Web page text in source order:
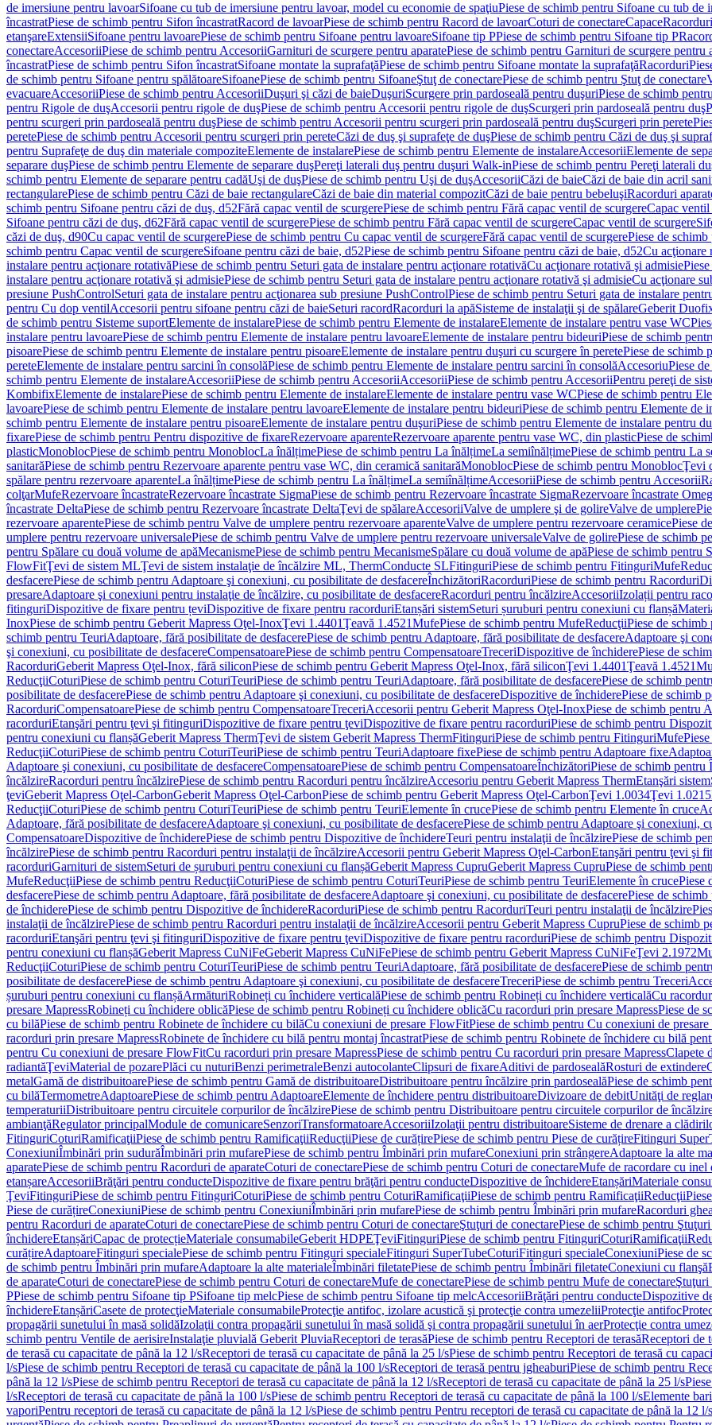
de imersiune pentru lavoarSifoane cu tub de imersiune pentru lavoar, model cu economie de spaţiuPiese de schimb pentru Sifoane cu tub de
încastratPiese de schimb pentru Sifon încastratRacord de lavoarPiese de schimb pentru Racord de lavoarCoturi de conectareCapaceRacorduri
etanşareExtensiiSifoane pentru lavoarePiese de schimb pentru Sifoane pentru lavoareSifoane tip PPiese de schimb pentru Sifoane tip P
conectareAccesoriiPiese de schimb pentru AccesoriiGarnituri de scurgere pentru aparatePiese de schimb pentru Garnituri de scurgere pentru
încastratPiese de schimb pentru Sifon încastratSifoane montate la suprafaţăPiese de schimb pentru Sifoane montate la suprafaţăRacorduri
de schimb pentru Sifoane pentru spălătoareSifoanePiese de schimb pentru SifoaneŞtuţ de conectarePiese de schimb pentru Ştuţ de conectare
evacuareAccesoriiPiese de schimb pentru AccesoriiDuşuri şi căzi de baieDuşuriScurgere prin pardoseală pentru duşuriPiese de schimb
pentru Rigole de duşAccesorii pentru rigole de duşPiese de schimb pentru Accesorii pentru rigole de duşScurgeri prin pardoseală pentru duş
pentru scurgeri prin pardoseală pentru duşPiese de schimb pentru Accesorii pentru scurgeri prin pardoseală pentru duşScurgeri prin perete
peretePiese de schimb pentru Accesorii pentru scurgeri prin pereteCăzi de duş şi suprafeţe de duşPiese de schimb pentru Căzi de duş şi
pentru Suprafeţe de duş din materiale compoziteElemente de instalarePiese de schimb pentru Elemente de instalareAccesoriiElemente de
separare duşPiese de schimb pentru Elemente de separare duşPereţi laterali duş pentru duşuri Walk-inPiese de schimb pentru Pereţi laterali
schimb pentru Elemente de separare pentru cadăUşi de duşPiese de schimb pentru Uşi de duşAccesoriiCăzi de baieCăzi de baie din acril
rectangularePiese de schimb pentru Căzi de baie rectangulareCăzi de baie din material compozitCăzi de baie pentru bebeluşiRacorduri
schimb pentru Sifoane pentru căzi de duş, d52Fără capac ventil de scurgerePiese de schimb pentru Fără capac ventil de scurgereCapac ventil
Sifoane pentru căzi de duş, d62Fără capac ventil de scurgerePiese de schimb pentru Fără capac ventil de scurgereCapac ventil de scurgere
căzi de duş, d90Cu capac ventil de scurgerePiese de schimb pentru Cu capac ventil de scurgereFără capac ventil de scurgerePiese de
schimb pentru Capac ventil de scurgereSifoane pentru căzi de baie, d52Piese de schimb pentru Sifoane pentru căzi de baie, d52Cu acţionare
instalare pentru acţionare rotativăPiese de schimb pentru Seturi gata de instalare pentru acţionare rotativăCu acţionare rotativă şi admisie
instalare pentru acţionare rotativă şi admisiePiese de schimb pentru Seturi gata de instalare pentru acţionare rotativă şi admisieCu acţionare
presiune PushControlSeturi gata de instalare pentru acţionarea sub presiune PushControlPiese de schimb pentru Seturi gata de instalare
pentru Cu dop ventilAccesorii pentru sifoane pentru căzi de baieSeturi racordRacorduri la apăSisteme de instalaţii şi de spălareGeberit
de schimb pentru Sisteme suportElemente de instalarePiese de schimb pentru Elemente de instalareElemente de instalare pentru vase WC
instalare pentru lavoarePiese de schimb pentru Elemente de instalare pentru lavoareElemente de instalare pentru bideuriPiese de schimb
pisoarePiese de schimb pentru Elemente de instalare pentru pisoareElemente de instalare pentru duşuri cu scurgere în peretePiese de schimb
pereteElemente de instalare pentru sarcini în consolăPiese de schimb pentru Elemente de instalare pentru sarcini în consolăAccesoriuPiese
schimb pentru Elemente de instalareAccesoriiPiese de schimb pentru AccesoriiAccesoriiPiese de schimb pentru AccesoriiPentru pereţi de
KombifixElemente de instalarePiese de schimb pentru Elemente de instalareElemente de instalare pentru vase WCPiese de schimb pentru
lavoarePiese de schimb pentru Elemente de instalare pentru lavoareElemente de instalare pentru bideuriPiese de schimb pentru Elemente de
schimb pentru Elemente de instalare pentru pisoareElemente de instalare pentru duşuriPiese de schimb pentru Elemente de instalare pentru
fixarePiese de schimb pentru Pentru dispozitive de fixareRezervoare aparenteRezervoare aparente pentru vase WC, din plasticPiese de
plasticMonoblocPiese de schimb pentru MonoblocLa înălțimePiese de schimb pentru La înălțimeLa semiînălțimePiese de schimb pentru La
sanitarăPiese de schimb pentru Rezervoare aparente pentru vase WC, din ceramică sanitarăMonoblocPiese de schimb pentru MonoblocŢevi
spălare pentru rezervoare aparenteLa înălțimePiese de schimb pentru La înălțimeLa semiînălțimeAccesoriiPiese de schimb pentru Accesorii
colţarMufeRezervoare încastrateRezervoare încastrate SigmaPiese de schimb pentru Rezervoare încastrate SigmaRezervoare încastrate
încastrate DeltaPiese de schimb pentru Rezervoare încastrate DeltaŢevi de spălareAccesoriiValve de umplere şi de golireValve de umplere
rezervoare aparentePiese de schimb pentru Valve de umplere pentru rezervoare aparenteValve de umplere pentru rezervoare ceramicePiese
umplere pentru rezervoare universalePiese de schimb pentru Valve de umplere pentru rezervoare universaleValve de golirePiese de schimb
pentru Spălare cu două volume de apăMecanismePiese de schimb pentru MecanismeSpălare cu două volume de apăPiese de schimb pentru
FlowFitŢevi de sistem MLŢevi de sistem instalaţie de încălzire ML, ThermConducte SLFitinguriPiese de schimb pentru FitinguriMufe
desfacerePiese de schimb pentru Adaptoare şi conexiuni, cu posibilitate de desfacereÎnchizătoriRacorduriPiese de schimb pentru Racorduri
presareAdaptoare şi conexiuni pentru instalaţie de încălzire, cu posibilitate de desfacereRacorduri pentru încălzireAccesoriiIzolații pentru
fitinguriDispozitive de fixare pentru țeviDispozitive de fixare pentru racorduriEtanșări sistemSeturi șuruburi pentru conexiuni cu flanșă
InoxPiese de schimb pentru Geberit Mapress Oţel-InoxŢevi 1.4401Ţeavă 1.4521MufePiese de schimb pentru MufeReducţiiPiese de
schimb pentru TeuriAdaptoare, fără posibilitate de desfacerePiese de schimb pentru Adaptoare, fără posibilitate de desfacereAdaptoare şi
şi conexiuni, cu posibilitate de desfacereCompensatoarePiese de schimb pentru CompensatoareTreceriDispozitive de închiderePiese de
RacorduriGeberit Mapress Oţel-Inox, fără siliconPiese de schimb pentru Geberit Mapress Oţel-Inox, fără siliconŢevi 1.4401Ţeavă 1.4521
ReducţiiCoturiPiese de schimb pentru CoturiTeuriPiese de schimb pentru TeuriAdaptoare, fără posibilitate de desfacerePiese de schimb
posibilitate de desfacerePiese de schimb pentru Adaptoare şi conexiuni, cu posibilitate de desfacereDispozitive de închiderePiese de schimb
RacorduriCompensatoarePiese de schimb pentru CompensatoareTreceriAccesorii pentru Geberit Mapress Oţel-InoxPiese de schimb pentru
racorduriEtanşări pentru ţevi şi fitinguriDispozitive de fixare pentru ţeviDispozitive de fixare pentru racorduriPiese de schimb pentru
pentru conexiuni cu flanșăGeberit Mapress ThermŢevi de sistem Geberit Mapress ThermFitinguriPiese de schimb pentru FitinguriMufe
ReducţiiCoturiPiese de schimb pentru CoturiTeuriPiese de schimb pentru TeuriAdaptoare fixePiese de schimb pentru Adaptoare fixe
Adaptoare şi conexiuni, cu posibilitate de desfacereCompensatoarePiese de schimb pentru CompensatoareÎnchizătoriPiese de schimb pentru
încălzireRacorduri pentru încălzirePiese de schimb pentru Racorduri pentru încălzireAccesoriu pentru Geberit Mapress ThermEtanşări sistem
ţeviGeberit Mapress Oţel-CarbonGeberit Mapress Oţel-CarbonPiese de schimb pentru Geberit Mapress Oţel-CarbonŢevi 1.0034Ţevi 1.0215
ReducţiiCoturiPiese de schimb pentru CoturiTeuriPiese de schimb pentru TeuriElemente în crucePiese de schimb pentru Elemente în cruce
Adaptoare, fără posibilitate de desfacereAdaptoare şi conexiuni, cu posibilitate de desfacerePiese de schimb pentru Adaptoare şi conexiuni,
CompensatoareDispozitive de închiderePiese de schimb pentru Dispozitive de închidereTeuri pentru instalaţii de încălzirePiese de schimb
încălzirePiese de schimb pentru Racorduri pentru instalaţii de încălzireAccesorii pentru Geberit Mapress Oţel-CarbonEtanşări pentru ţevi şi
racorduriGarnituri de sistemSeturi de șuruburi pentru conexiuni cu flanșăGeberit Mapress CupruGeberit Mapress CupruPiese de schimb
MufeReducţiiPiese de schimb pentru ReducţiiCoturiPiese de schimb pentru CoturiTeuriPiese de schimb pentru TeuriElemente în crucePiese
desfacerePiese de schimb pentru Adaptoare, fără posibilitate de desfacereAdaptoare şi conexiuni, cu posibilitate de desfacerePiese de
de închiderePiese de schimb pentru Dispozitive de închidereRacorduriPiese de schimb pentru RacorduriTeuri pentru instalaţii de încălzire
instalaţii de încălzirePiese de schimb pentru Racorduri pentru instalaţii de încălzireAccesorii pentru Geberit Mapress CupruPiese de schimb
racorduriEtanşări pentru ţevi şi fitinguriDispozitive de fixare pentru ţeviDispozitive de fixare pentru racorduriPiese de schimb pentru
pentru conexiuni cu flanșăGeberit Mapress CuNiFeGeberit Mapress CuNiFePiese de schimb pentru Geberit Mapress CuNiFeŢevi 2.1972
ReducţiiCoturiPiese de schimb pentru CoturiTeuriPiese de schimb pentru TeuriAdaptoare, fără posibilitate de desfacerePiese de schimb
posibilitate de desfacerePiese de schimb pentru Adaptoare şi conexiuni, cu posibilitate de desfacereTreceriPiese de schimb pentru Treceri
șuruburi pentru conexiuni cu flanșăArmăturiRobineți cu închidere verticalăPiese de schimb pentru Robineți cu închidere verticalăCu
presare MapressRobineți cu închidere oblicăPiese de schimb pentru Robineți cu închidere oblicăCu racorduri prin presare MapressPiese de
cu bilăPiese de schimb pentru Robinete de închidere cu bilăCu conexiuni de presare FlowFitPiese de schimb pentru Cu conexiuni de
racorduri prin presare MapressRobinete de închidere cu bilă pentru montaj încastratPiese de schimb pentru Robinete de închidere cu bilă
pentru Cu conexiuni de presare FlowFitCu racorduri prin presare MapressPiese de schimb pentru Cu racorduri prin presare MapressClapete
radiantăŢeviMaterial de pozarePlăci cu nuturiBenzi perimetraleBenzi autocolanteClipsuri de fixareAditivi de pardosealăRosturi de extindere
metalGamă de distribuitoarePiese de schimb pentru Gamă de distribuitoareDistribuitoare pentru încălzire prin pardosealăPiese de schimb
cu bilăTermometreAdaptoarePiese de schimb pentru AdaptoareElemente de închidere pentru distribuitoareDivizoare de debitUnităţi de
temperaturiiDistribuitoare pentru circuitele corpurilor de încălzirePiese de schimb pentru Distribuitoare pentru circuitele corpurilor de
ambianţăRegulator principalModule de comunicareSenzoriTransformatoareAccesoriiIzolaţii pentru distribuitoareSisteme de drenare a
FitinguriCoturiRamificaţiiPiese de schimb pentru RamificaţiiReducţiiPiese de curățirePiese de schimb pentru Piese de curățireFitinguri
ConexiuniÎmbinări prin sudurăÎmbinări prin mufarePiese de schimb pentru Îmbinări prin mufareConexiuni prin strângereAdaptoare la alte
aparatePiese de schimb pentru Racorduri de aparateCoturi de conectarePiese de schimb pentru Coturi de conectareMufe de racordare cu inel
etanșareAccesoriiBrăţări pentru conducteDispozitive de fixare pentru brăţări pentru conducteDispozitive de închidereEtanșăriMateriale
ŢeviFitinguriPiese de schimb pentru FitinguriCoturiPiese de schimb pentru CoturiRamificaţiiPiese de schimb pentru RamificaţiiReducţii
Piese de curățireConexiuniPiese de schimb pentru ConexiuniÎmbinări prin mufarePiese de schimb pentru Îmbinări prin mufareRacorduri
pentru Racorduri de aparateCoturi de conectarePiese de schimb pentru Coturi de conectareŞtuţuri de conectarePiese de schimb pentru
închidereEtanșăriCapac de protecțieMateriale consumabileGeberit HDPEŢeviFitinguriPiese de schimb pentru FitinguriCoturiRamificaţii
curățireAdaptoareFitinguri specialePiese de schimb pentru Fitinguri specialeFitinguri SuperTubeCoturiFitinguri specialeConexiuniPiese de
de schimb pentru Îmbinări prin mufareAdaptoare la alte materialeÎmbinări filetatePiese de schimb pentru Îmbinări filetateConexiuni cu flanşă
de aparateCoturi de conectarePiese de schimb pentru Coturi de conectareMufe de conectarePiese de schimb pentru Mufe de conectareŞtuţuri
PPiese de schimb pentru Sifoane tip PSifoane tip melcPiese de schimb pentru Sifoane tip melcAccesoriiBrăţări pentru conducteDispozitive
închidereEtanșăriCasete de protecţieMateriale consumabileProtecţie antifoc, izolare acustică şi protecţie contra umezeliiProtecţie antifoc
propagării sunetului în masă solidăIzolaţii contra propagării sunetului în masă solidă şi contra propagării sunetului în aerProtecţie contra
schimb pentru Ventile de aerisireInstalaţie pluvială Geberit PluviaReceptori de terasăPiese de schimb pentru Receptori de terasăReceptori de
de terasă cu capacitate de până la 12 l/sReceptori de terasă cu capacitate de până la 25 l/sPiese de schimb pentru Receptori de terasă cu
l/sPiese de schimb pentru Receptori de terasă cu capacitate de până la 100 l/sReceptori de terasă pentru jgheaburiPiese de schimb pentru
până la 12 l/sPiese de schimb pentru Receptori de terasă cu capacitate de până la 12 l/sReceptori de terasă cu capacitate de până la 25 l/s
l/sReceptori de terasă cu capacitate de până la 100 l/sPiese de schimb pentru Receptori de terasă cu capacitate de până la 100 l/sElemente
vaporiPentru receptori de terasă cu capacitate de până la 12 l/sPiese de schimb pentru Pentru receptori de terasă cu capacitate de până la 12 l/s